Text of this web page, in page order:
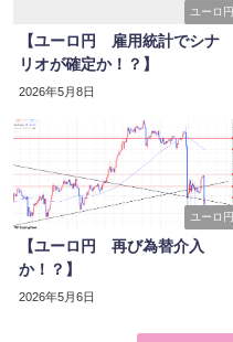
ユーロ円
【ユーロ円 雇用統計でシナ
リオが確定か！？】
2026年5月8日
ユーロ円
【ユーロ円 再び為替介入
か！？】
2026年5月6日